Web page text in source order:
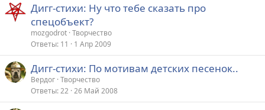
Дигг-стихи: Ну что тебе сказать про
спецобъект?
mоzgodrot Творчество
Ответы 11 1 Апр 2009
Дигг-стихи: По мотивам детских песенок..
Вердог Творчество
Ответы 22 26 Май 2008